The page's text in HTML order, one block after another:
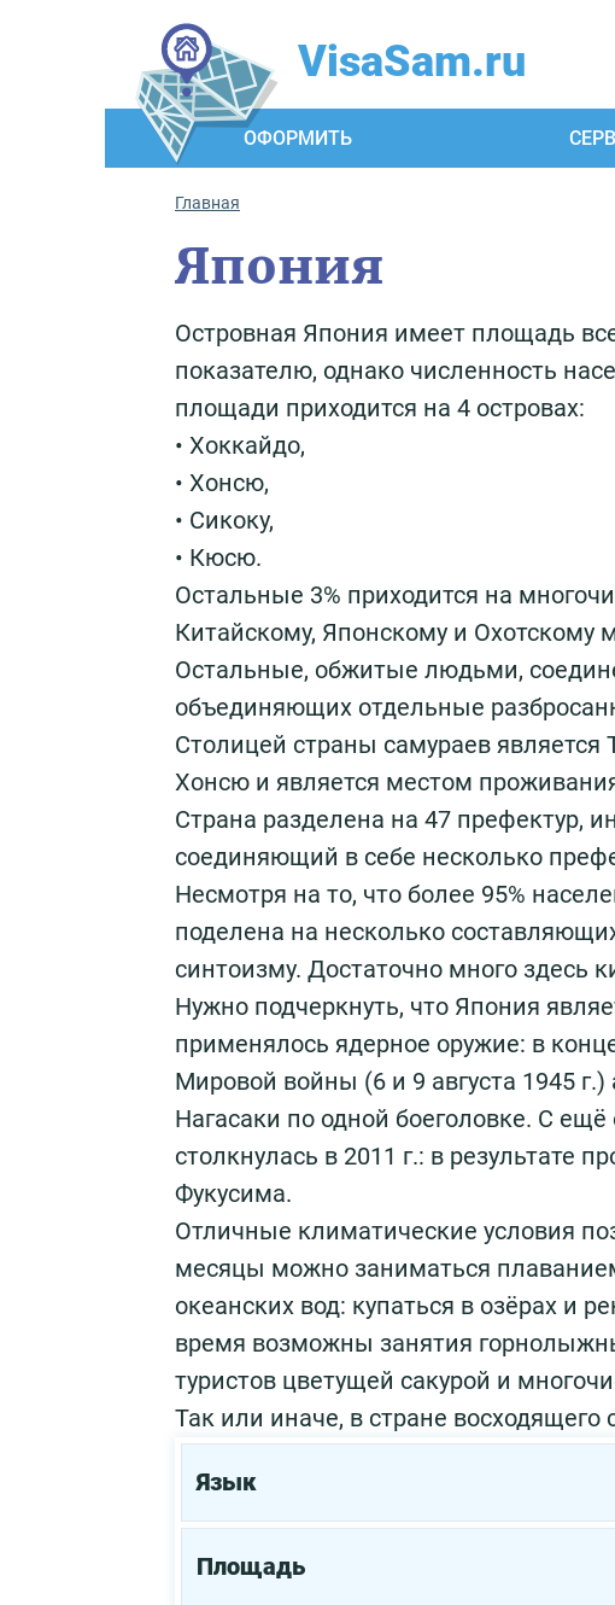
VisaSam.ru
ОФОРМИТЬ
Главная
Япония
Островная Япония имеет площадь
показателю, однако численность
площади приходится на 4 островах:
• Хоккайдо,
• Хонсю,
• Сикоку,
• Кюсю.
Остальные 3% приходится на
Китайскому, Японскому и
Остальные, обжитые людьми,
объединяющих отдельные
Столицей страны самураев
Хонсю и является местом
Страна разделена на 47 префектур,
соединяющий в себе несколько
Несмотря на то, что более 95%
поделена на несколько
синтоизму. Достаточно много здесь
Нужно подчеркнуть, что Япония
применялось ядерное оружие: в
Мировой войны (6 и 9 августа 1945
Нагасаки по одной боеголовке. С
столкнулась в 2011 г.: в
Фукусима.
Отличные климатические условия
месяцы можно заниматься
океанских вод: купаться в озёрах и
время возможны занятия
туристов цветущей сакурой и
Так или иначе, в стране
Язык
Площадь